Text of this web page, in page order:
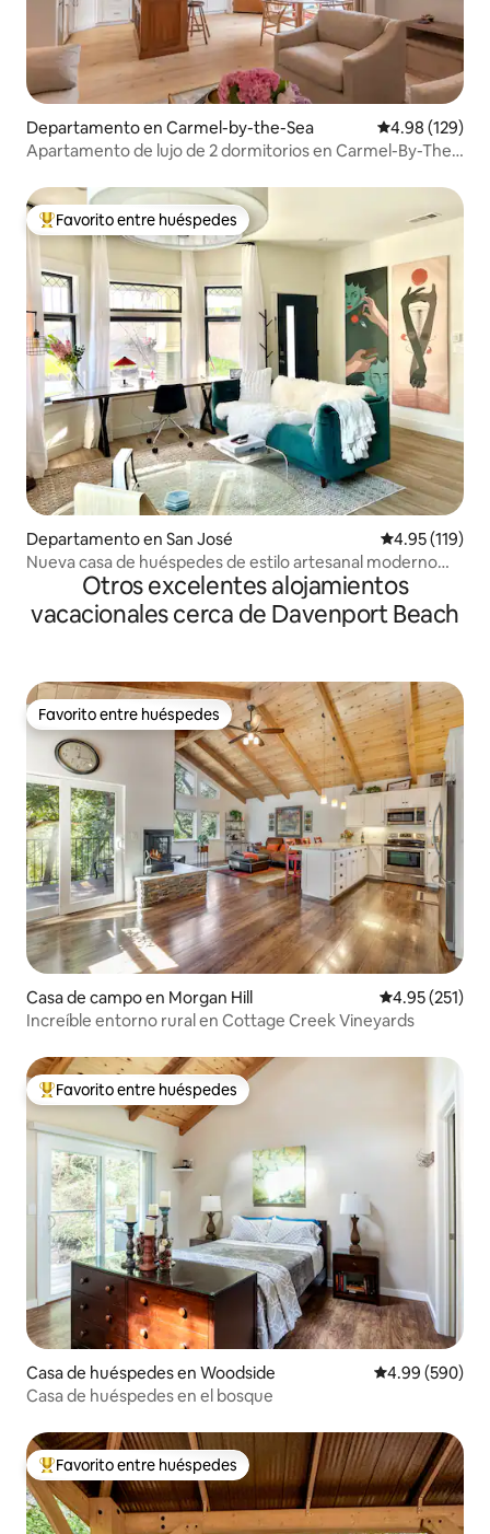
Departamento en Carmel-by-the-Sea Calificación
4.98 (129)
Apartamento de lujo de 2 dormitorios en Carmel-By-The-
De los mejores en Favorito entre huéspedes
Favorito entre huéspedes
Departamento en San José Calificación
4.95 (119)
Nueva casa de huéspedes de estilo artesanal moderno
con ventanas a la bahía
Otros excelentes alojamientos
vacacionales cerca de Davenport Beach
Favorito entre huéspedes
Favorito entre huéspedes
Casa de campo en Morgan Hill Calificación
4.95 (251)
Increíble entorno rural en Cottage Creek Vineyards
De los mejores en Favorito entre huéspedes
Favorito entre huéspedes
Casa de huéspedes en Woodside Calificación
4.99 (590)
Casa de huéspedes en el bosque
De los mejores en Favorito entre huéspedes
Favorito entre huéspedes